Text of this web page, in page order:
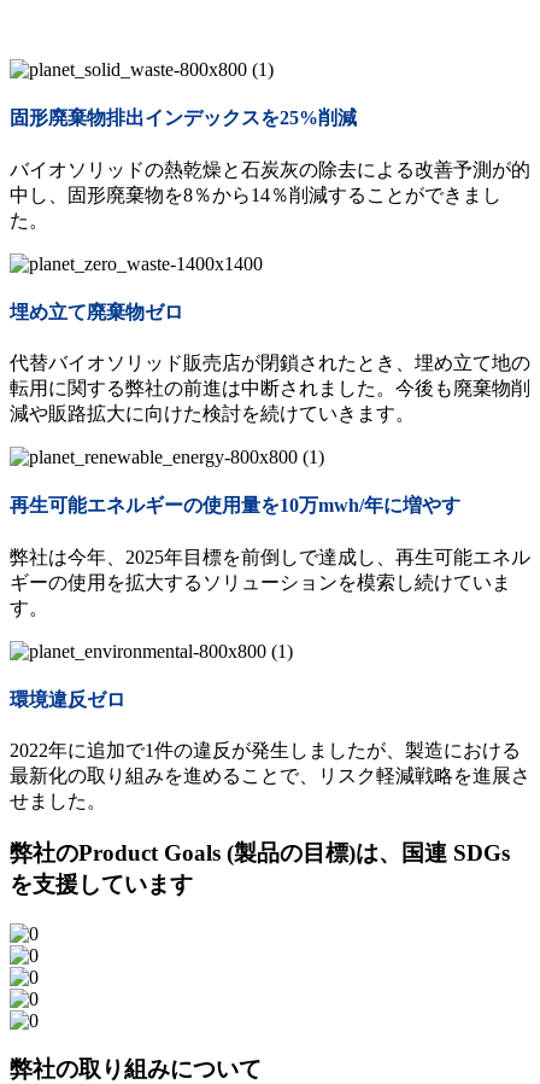
固形廃棄物排出インデックスを25%削減
バイオソリッドの熱乾燥と石炭灰の除去による改善予測が的
中し、固形廃棄物を8％から14％削減することができまし
た。
埋め立て廃棄物ゼロ
代替バイオソリッド販売店が閉鎖されたとき、埋め立て地の
転用に関する弊社の前進は中断されました。今後も廃棄物削
減や販路拡大に向けた検討を続けていきます。
再生可能エネルギーの使用量を10万mwh/年に増やす
弊社は今年、2025年目標を前倒しで達成し、再生可能エネル
ギーの使用を拡大するソリューションを模索し続けていま
す。
環境違反ゼロ
2022年に追加で1件の違反が発生しましたが、製造における
最新化の取り組みを進めることで、リスク軽減戦略を進展さ
せました。
弊社のProduct Goals (製品の目標)は、国連 SDGs
を支援しています
弊社の取り組みについて